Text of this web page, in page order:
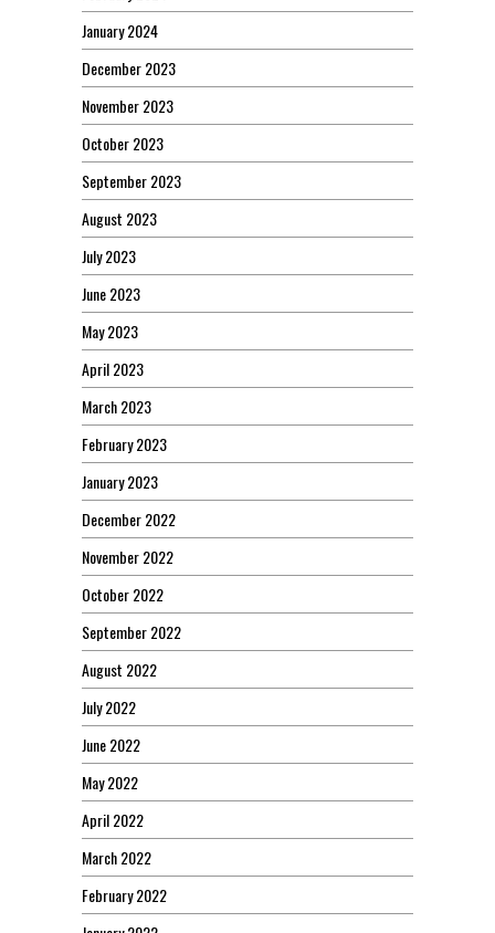
January 2024
December 2023
November 2023
October 2023
September 2023
August 2023
July 2023
June 2023
May 2023
April 2023
March 2023
February 2023
January 2023
December 2022
November 2022
October 2022
September 2022
August 2022
July 2022
June 2022
May 2022
April 2022
March 2022
February 2022